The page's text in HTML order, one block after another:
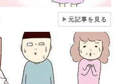
▶元記事を見る